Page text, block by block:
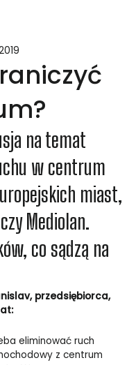
na temat
w centrum
miast,
Mediolan.
co sądzą na
przedsiębiorca,
eliminować ruch
z centrum